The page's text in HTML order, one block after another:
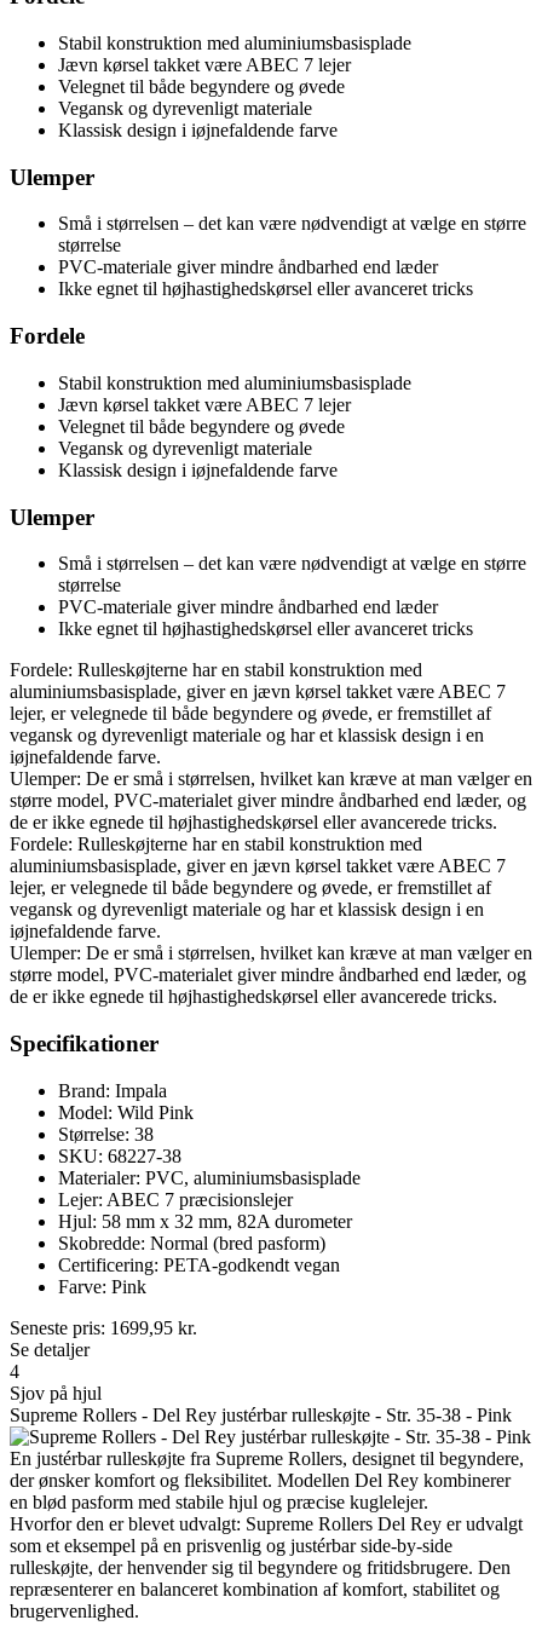
Stabil konstruktion med aluminiumsbasisplade
Jævn kørsel takket være ABEC 7 lejer
Velegnet til både begyndere og øvede
Vegansk og dyrevenligt materiale
Klassisk design i iøjnefaldende farve
Ulemper
Små i størrelsen – det kan være nødvendigt at vælge en større
størrelse
PVC-materiale giver mindre åndbarhed end læder
Ikke egnet til højhastighedskørsel eller avanceret tricks
Fordele
Stabil konstruktion med aluminiumsbasisplade
Jævn kørsel takket være ABEC 7 lejer
Velegnet til både begyndere og øvede
Vegansk og dyrevenligt materiale
Klassisk design i iøjnefaldende farve
Ulemper
Små i størrelsen – det kan være nødvendigt at vælge en større
størrelse
PVC-materiale giver mindre åndbarhed end læder
Ikke egnet til højhastighedskørsel eller avanceret tricks
Fordele: Rulleskøjterne har en stabil konstruktion med
aluminiumsbasisplade, giver en jævn kørsel takket være ABEC 7
lejer, er velegnede til både begyndere og øvede, er fremstillet af
vegansk og dyrevenligt materiale og har et klassisk design i en
iøjnefaldende farve.
Ulemper: De er små i størrelsen, hvilket kan kræve at man vælger en
større model, PVC-materialet giver mindre åndbarhed end læder, og
de er ikke egnede til højhastighedskørsel eller avancerede tricks.
Fordele: Rulleskøjterne har en stabil konstruktion med
aluminiumsbasisplade, giver en jævn kørsel takket være ABEC 7
lejer, er velegnede til både begyndere og øvede, er fremstillet af
vegansk og dyrevenligt materiale og har et klassisk design i en
iøjnefaldende farve.
Ulemper: De er små i størrelsen, hvilket kan kræve at man vælger en
større model, PVC-materialet giver mindre åndbarhed end læder, og
de er ikke egnede til højhastighedskørsel eller avancerede tricks.
Specifikationer
Brand: Impala
Model: Wild Pink
Størrelse: 38
SKU: 68227-38
Materialer: PVC, aluminiumsbasisplade
Lejer: ABEC 7 præcisionslejer
Hjul: 58 mm x 32 mm, 82A durometer
Skobredde: Normal (bred pasform)
Certificering: PETA-godkendt vegan
Farve: Pink
Seneste pris: 1699,95 kr.
Se detaljer
4
Sjov på hjul
Supreme Rollers - Del Rey justérbar rulleskøjte - Str. 35-38 - Pink
En justérbar rulleskøjte fra Supreme Rollers, designet til begyndere,
der ønsker komfort og fleksibilitet. Modellen Del Rey kombinerer
en blød pasform med stabile hjul og præcise kuglelejer.
Hvorfor den er blevet udvalgt: Supreme Rollers Del Rey er udvalgt
som et eksempel på en prisvenlig og justérbar side-by-side
rulleskøjte, der henvender sig til begyndere og fritidsbrugere. Den
repræsenterer en balanceret kombination af komfort, stabilitet og
brugervenlighed.